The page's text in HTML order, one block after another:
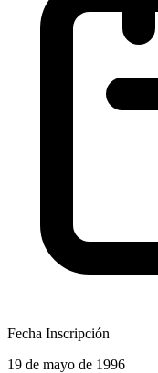
Fecha Inscripción
19 de mayo de 1996